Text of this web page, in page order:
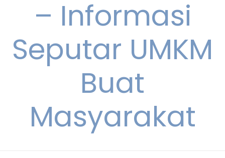
– Informasi
Seputar UMKM
Buat
Masyarakat